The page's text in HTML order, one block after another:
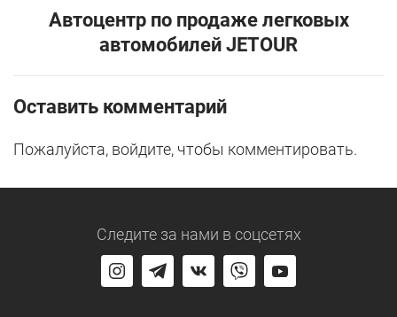
Автоцентр по продаже легковых
автомобилей JETOUR
Оставить комментарий
Пожалуйста, войдите, чтобы комментировать.
Следите за нами в соцсетях